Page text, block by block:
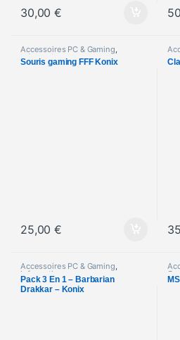
30,00€
Accessoires PC & Gaming
Informatique
Souris gaming FFF Konix
25,00€
Accessoires PC & Gaming,
Informatique
Pack 3 En 1 – Barbarian
Drakkar – Konix